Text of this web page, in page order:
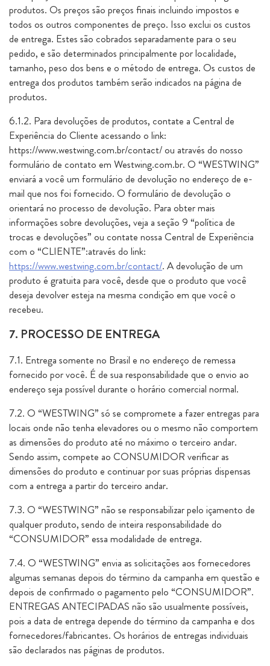
produtos. Os preços são preços finais incluindo impostos e
todos os outros componentes de preço. Isso exclui os custos
de entrega. Estes são cobrados separadamente para o seu
pedido, e são determinados principalmente por localidade,
tamanho, peso dos bens e o método de entrega. Os custos de
entrega dos produtos também serão indicados na página de
produtos.
6.1.2. Para devoluções de produtos, contate a Central de
Experiência do Cliente acessando o link:
https://www.westwing.com.br/contact/ ou através do nosso
formulário de contato em Westwing.com.br. O “WESTWING”
enviará a você um formulário de devolução no endereço de e-
mail que nos foi fornecido. O formulário de devolução o
orientará no processo de devolução. Para obter mais
informações sobre devoluções, veja a seção 9 “política de
trocas e devoluções” ou contate nossa Central de Experiência
com o “CLIENTE”:através do link:
https://www.westwing.com.br/contact/. A devolução de um
produto é gratuita para você, desde que o produto que você
deseja devolver esteja na mesma condição em que você o
recebeu.
7. PROCESSO DE ENTREGA
7.1. Entrega somente no Brasil e no endereço de remessa
fornecido por você. É de sua responsabilidade que o envio ao
endereço seja possível durante o horário comercial normal.
7.2. O “WESTWING” só se compromete a fazer entregas para
locais onde não tenha elevadores ou o mesmo não comportem
as dimensões do produto até no máximo o terceiro andar.
Sendo assim, compete ao CONSUMIDOR verificar as
dimensões do produto e continuar por suas próprias dispensas
com a entrega a partir do terceiro andar.
7.3. O “WESTWING” não se responsabilizar pelo içamento de
qualquer produto, sendo de inteira responsabilidade do
“CONSUMIDOR” essa modalidade de entrega.
7.4. O “WESTWING” envia as solicitações aos fornecedores
algumas semanas depois do término da campanha em questão e
depois de confirmado o pagamento pelo “CONSUMIDOR”.
ENTREGAS ANTECIPADAS não são usualmente possíveis,
pois a data de entrega depende do término da campanha e dos
fornecedores/fabricantes. Os horários de entregas individuais
são declarados nas páginas de produtos.